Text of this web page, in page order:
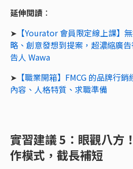
延伸閱讀 ：
➤ 【Yourator 會員限定線上課】
略、創意發想到提案，超濃縮廣
告人 Wawa
➤ 【職業開箱】FMCG 的品牌行
內容、人格特質、求職準備
實習建議 5：眼觀八方
作模式，截長補短